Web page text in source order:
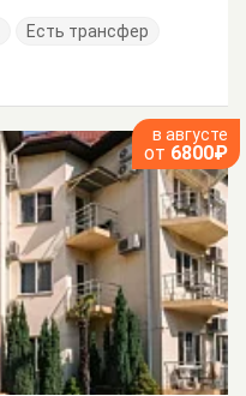
Есть трансфер
в августе
от 6800₽